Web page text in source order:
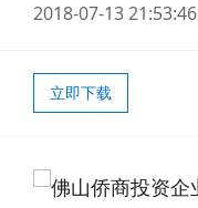
2018-07-13 21:53:46
立即下载